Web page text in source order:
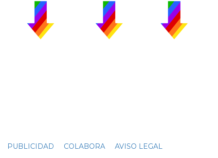
PUBLICIDAD COLABORA
AVISO LEGAL